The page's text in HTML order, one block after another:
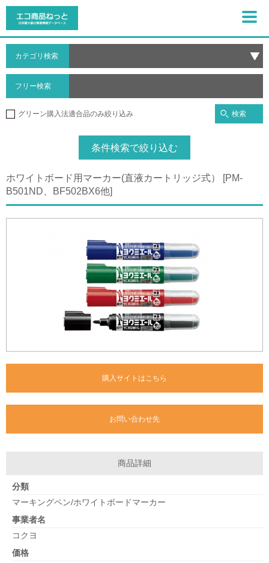
カテゴリ検索
フリー検索
グリーン購入法適合品のみ絞り込み 検索
条件検索で絞り込む
ホワイトボード用マーカー(直液カートリッジ式） [PM-
B501ND、BF502BX6他]
購入サイトはこちら
お問い合わせ先
商品詳細
分類
マーキングペン/ホワイトボードマーカー
事業者名
コクヨ
価格